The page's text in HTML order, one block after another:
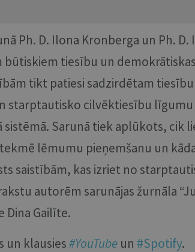
Ph. D. Ilona Kronberga un Ph. D.
būtiskiem tiesību un
tikt patiesi sadzirdētam tiesību
starptautisko cilvēktiesību līgumu
Sarunā tiek aplūkots, cik
lēmumu pieņemšanu un
saistībām, kas izriet no
autorēm sarunājas žurnāla
Dina Gailīte.
un klausies#YouTube un #Spotify.